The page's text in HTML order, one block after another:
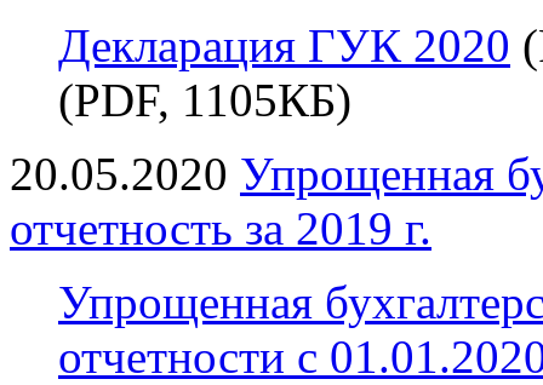
Декларация ГУК 2020
(PDF, 1105КБ)
20.05.2020 Упрощенная
отчетность за 2019 г.
Упрощенная
отчетности с